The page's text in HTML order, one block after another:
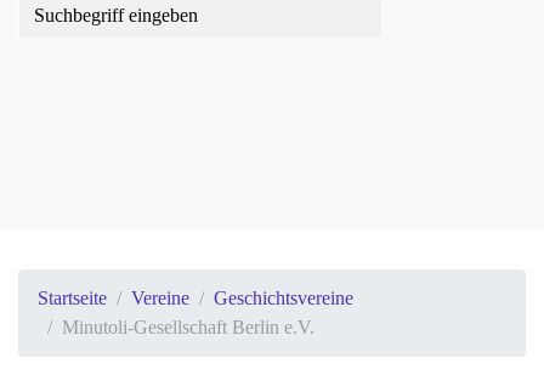
Startseite Vereine
Geschichtsvereine
Minutoli-Gesellschaft Berlin e.V.